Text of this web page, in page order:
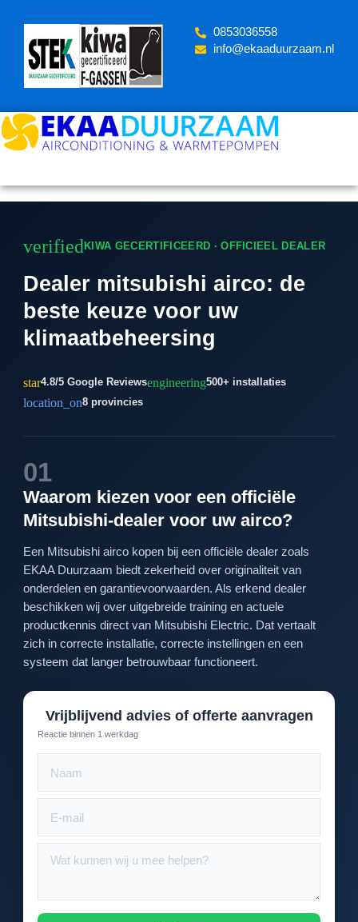
content
‪0853036558
info@ekaaduurzaam.nl
verified KIWA GECERTIFICEERD · OFFICIEEL DEALER
Dealer mitsubishi airco: de
beste keuze voor uw
klimaatbeheersing
star4.8/5 Google Reviewsengineering500+ installaties
location_on8 provincies
01
Waarom kiezen voor een officiële
Mitsubishi-dealer voor uw airco?
Een Mitsubishi airco kopen bij een officiële dealer zoals
EKAA Duurzaam biedt zekerheid over originaliteit van
onderdelen en garantievoorwaarden. Als erkend dealer
beschikken wij over uitgebreide training en actuele
productkennis direct van Mitsubishi Electric. Dat vertaalt
zich in correcte installatie, correcte instellingen en een
systeem dat langer betrouwbaar functioneert.
Vrijblijvend advies of offerte aanvragen
Reactie binnen 1 werkdag